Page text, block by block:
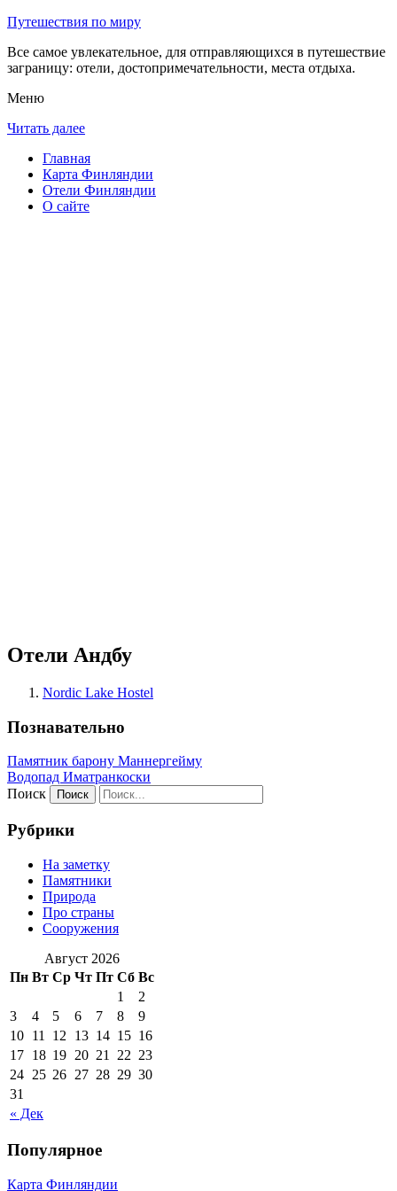
Путешествия по миру
Все самое увлекательное, для отправляющихся в путешествие
заграницу: отели, достопримечательности, места отдыха.
Меню
Читать далее
Главная
Карта Финляндии
Отели Финляндии
О сайте
Отели Андбу
Nordic Lake Hostel
Познавательно
Памятник барону Маннергейму
Водопад Иматранкоски
Поиск
Рубрики
На заметку
Памятники
Природа
Про страны
Сооружения
Август 2026
Пн Вт Ср Чт Пт Сб Вс
« Дек
1
2
3
4 5 6 7 8
9
10 11 12 13 14 15 16
17 18 19 20 21 22 23
24 25 26 27 28 29 30
31
Популярное
Карта Финляндии